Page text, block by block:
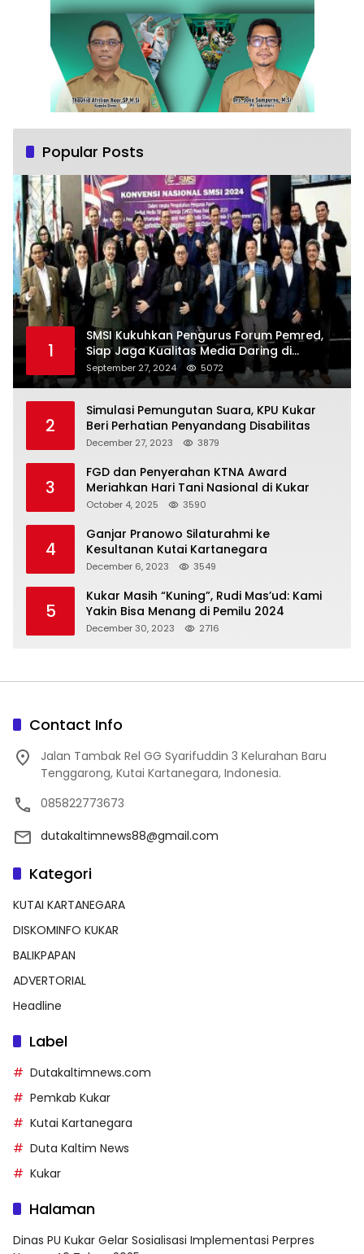
Popular Posts
1
SMSI Kukuhkan Pengurus Forum Pemred,
Siap Jaga Kualitas Media Daring di
Indonesia
September 27, 2024 5072
2
Simulasi Pemungutan Suara, KPU Kukar
Beri Perhatian Penyandang Disabilitas
December 27, 2023 3879
3
FGD dan Penyerahan KTNA Award
Meriahkan Hari Tani Nasional di Kukar
October 4, 2025 3590
4
Ganjar Pranowo Silaturahmi ke
Kesultanan Kutai Kartanegara
December 6, 2023 3549
5
Kukar Masih “Kuning”, Rudi Mas’ud: Kami
Yakin Bisa Menang di Pemilu 2024
December 30, 2023 2716
Contact Info
Jalan Tambak Rel GG Syarifuddin 3 Kelurahan Baru
Tenggarong, Kutai Kartanegara, Indonesia.
085822773673
dutakaltimnews88@gmail.com
Kategori
KUTAI KARTANEGARA
DISKOMINFO KUKAR
BALIKPAPAN
ADVERTORIAL
Headline
Label
Dutakaltimnews.com
Pemkab Kukar
Kutai Kartanegara
Duta Kaltim News
Kukar
Halaman
Dinas PU Kukar Gelar Sosialisasi Implementasi Perpres